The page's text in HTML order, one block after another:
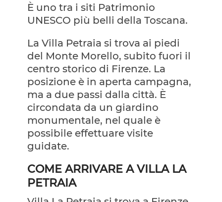
È uno tra i siti Patrimonio
UNESCO più belli della Toscana.
La Villa Petraia si trova ai piedi
del Monte Morello, subito fuori il
centro storico di Firenze. La
posizione è in aperta campagna,
ma a due passi dalla città. È
circondata da un giardino
monumentale, nel quale è
possibile effettuare visite
guidate.
COME ARRIVARE A VILLA LA
PETRAIA